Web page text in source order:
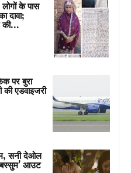
के पास
दावा;
की...
पर बुरा
की एडवाइजरी
सनी देओल
आउट